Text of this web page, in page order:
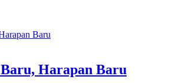
Harapan Baru